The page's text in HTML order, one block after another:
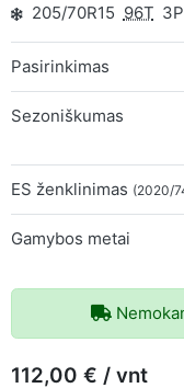
205/70R15 96T
Pasirinkimas
Sezoniškumas
ES ženklinimas (2020/
Gamybos metai
112,00 € / vnt